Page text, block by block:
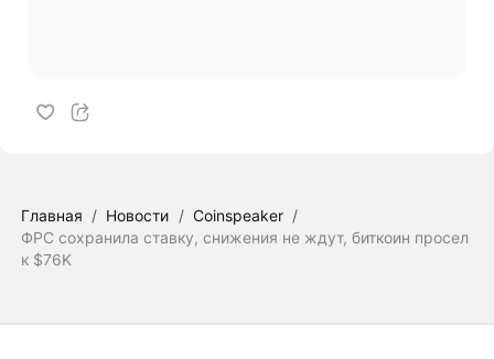
Главная / Новости / Coinspeaker /
ФРС сохранила ставку, снижения не ждут, биткоин просел
к $76K